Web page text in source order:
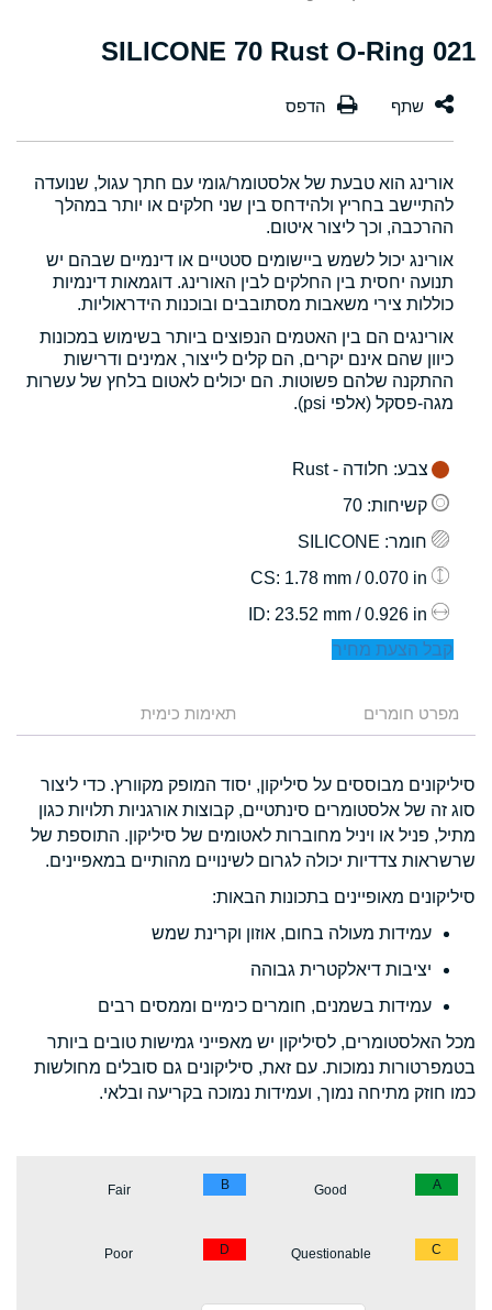
021 SILICONE 70 Rust O-Ring
אורינג הוא טבעת של אלסטומר/גומי עם חתך עגול, שנועדה
להתיישב בחריץ ולהידחס בין שני חלקים או יותר במהלך
ההרכבה, וכך ליצור איטום.
אורינג יכול לשמש ביישומים סטטיים או דינמיים שבהם יש
תנועה יחסית בין החלקים לבין האורינג. דוגמאות דינמיות
כוללות צירי משאבות מסתובבים ובוכנות הידראוליות.
אורינגים הם בין האטמים הנפוצים ביותר בשימוש במכונות
כיוון שהם אינם יקרים, הם קלים לייצור, אמינים ודרישות
ההתקנה שלהם פשוטות. הם יכולים לאטום בלחץ של עשרות
מגה-פסקל (אלפי psi).
צבע: חלודה - Rust
קשיחות: 70
חומר: SILICONE
: 1.78 mm / 0.070 in
: 23.52 mm / 0.926 in
קבל הצעת מחיר
מפרט חומרים תאימות כימית
סיליקונים מבוססים על סיליקון, יסוד המופק מקוורץ. כדי ליצור
סוג זה של אלסטומרים סינתטיים, קבוצות אורגניות תלויות כגון
מתיל, פניל או ויניל מחוברות לאטומים של סיליקון. התוספת של
שרשראות צדדיות יכולה לגרום לשינויים מהותיים במאפיינים.
סיליקונים מאופיינים בתכונות הבאות:
עמידות מעולה בחום, אוזון וקרינת שמש
יציבות דיאלקטרית גבוהה
עמידות בשמנים, חומרים כימיים וממסים רבים
מכל האלסטומרים, לסיליקון יש מאפייני גמישות טובים ביותר
בטמפרטורות נמוכות. עם זאת, סיליקונים גם סובלים מחולשות
כמו חוזק מתיחה נמוך, ועמידות נמוכה בקריעה ובלאי.
A
Good
B
Fair
C
Questionable
D
Poor